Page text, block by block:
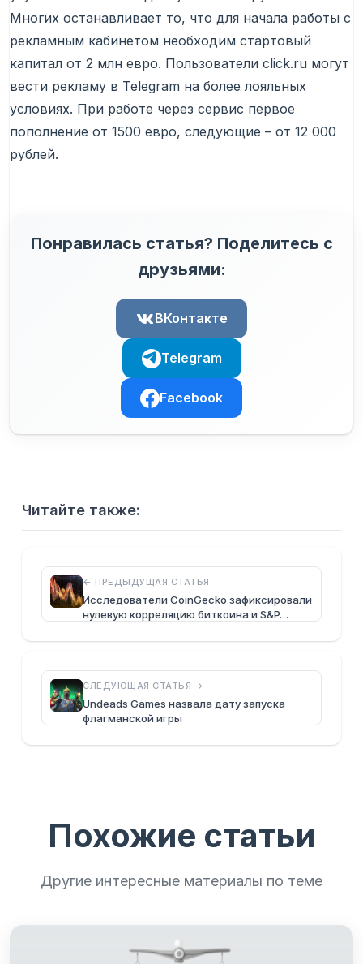
Многих останавливает то, что для начала работы с
рекламным кабинетом необходим стартовый
капитал от 2 млн евро. Пользователи click.ru могут
вести рекламу в Telegram на более лояльных
условиях. При работе через сервис первое
пополнение от 1500 евро, следующие – от 12 000
рублей.
Понравилась статья? Поделитесь с
друзьями:
ВКонтакте
Telegram
Facebook
Читайте также:
← ПРЕДЫДУЩАЯ СТАТЬЯ
Исследователи CoinGecko зафиксировали
нулевую корреляцию биткоина и S&P…
СЛЕДУЮЩАЯ СТАТЬЯ →
Undeads Games назвала дату запуска
флагманской игры
Похожие статьи
Другие интересные материалы по теме